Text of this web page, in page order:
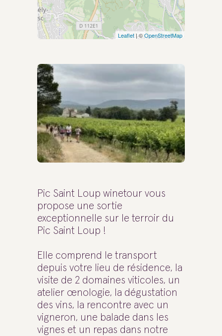
Leaflet | ©OpenStreetMap
Pic Saint Loup winetour vous
propose une sortie
exceptionnelle sur le terroir du
Pic Saint Loup !
Elle comprend le transport
depuis votre lieu de résidence, la
visite de 2 domaines viticoles, un
atelier œnologie, la dégustation
des vins, la rencontre avec un
vigneron, une balade dans les
vignes et un repas dans notre